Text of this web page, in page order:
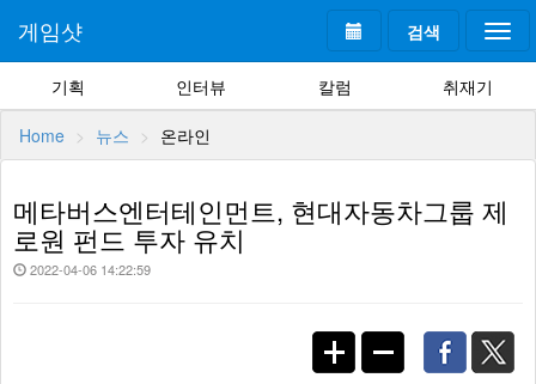
검색
게임샷
기획 인터뷰 칼럼 취재기
Home 뉴스 온라인
메타버스엔터테인먼트, 현대자동차그룹 제
로원 펀드 투자 유치
2022-04-06 14:22:59